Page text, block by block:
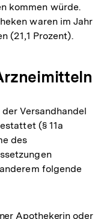
kommen würde.
waren im Jahr
(21,1 Prozent).
Versandhandel
(§ 11a
des
folgende
Apothekerin oder